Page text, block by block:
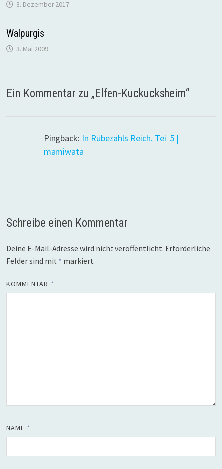
3. Dezember 2017
Walpurgis
3. Mai 2009
Ein Kommentar zu „Elfen-Kuckucksheim“
Pingback: In Rübezahls Reich. Teil 5 |
mamiwata
Schreibe einen Kommentar
Deine E-Mail-Adresse wird nicht veröffentlicht. Erforderliche
Felder sind mit * markiert
KOMMENTAR *
NAME *